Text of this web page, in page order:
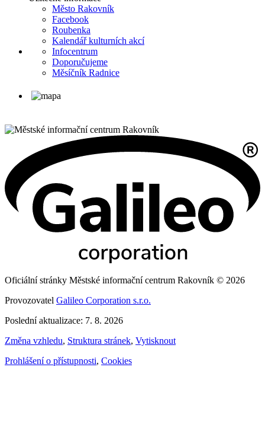
Město Rakovník
Facebook
Roubenka
Kalendář kulturních akcí
Infocentrum
Doporučujeme
Měsíčník Radnice
Oficiální stránky Městské informační centrum Rakovník © 2026
Provozovatel Galileo Corporation s.r.o.
Poslední aktualizace: 7. 8. 2026
Změna vzhledu, Struktura stránek, Vytisknout
Prohlášení o přístupnosti, Cookies